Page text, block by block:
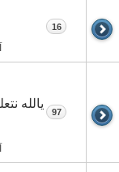
16
97